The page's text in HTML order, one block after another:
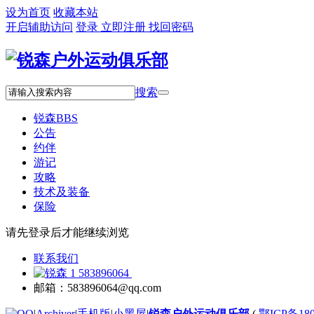
设为首页 收藏本站
开启辅助访问 登录 立即注册 找回密码
搜索
锐森BBS
公告
约伴
游记
攻略
技术及装备
保险
请先登录后才能继续浏览
联系我们
583896064
邮箱：583896064@qq.com